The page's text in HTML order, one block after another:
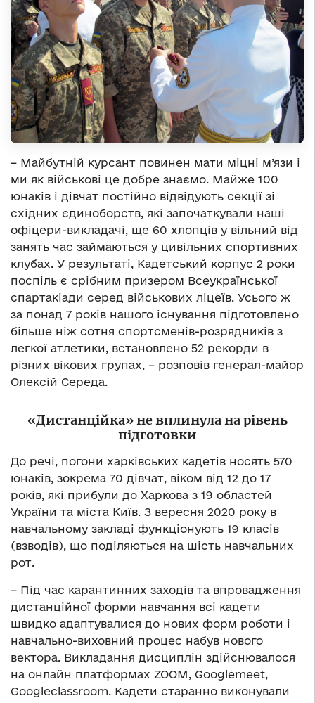
– Майбутній курсант повинен мати міцні м’язи і
ми як військові це добре знаємо. Майже 100
юнаків і дівчат постійно відвідують секції зі
східних єдиноборств, які започаткували наші
офіцери-викладачі, ще 60 хлопців у вільний від
занять час займаються у цивільних спортивних
клубах. У результаті, Кадетський корпус 2 роки
поспіль є срібним призером Всеукраїнської
спартакіади серед військових ліцеїв. Усього ж
за понад 7 років нашого існування підготовлено
більше ніж сотня спортсменів-розрядників з
легкої атлетики, встановлено 52 рекорди в
різних вікових групах, – розповів генерал-майор
Олексій Середа.
«Дистанційка» не вплинула на рівень
підготовки
До речі, погони харківських кадетів носять 570
юнаків, зокрема 70 дівчат, віком від 12 до 17
років, які прибули до Харкова з 19 областей
України та міста Київ. З вересня 2020 року в
навчальному закладі функціонують 19 класів
(взводів), що поділяються на шість навчальних
рот.
– Під час карантинних заходів та впровадження
дистанційної форми навчання всі кадети
швидко адаптувалися до нових форм роботи і
навчально-виховний процес набув нового
вектора. Викладання дисциплін здійснювалося
на онлайн платформах ZOOM, Googlemeet,
Googleclassroom. Кадети старанно виконували